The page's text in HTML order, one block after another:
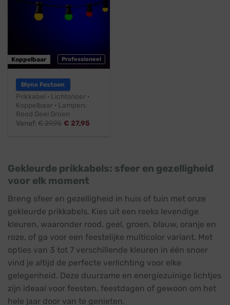
Professioneel
Koppelbaar
Blynx Festoon
Prikkabel · Lichtsnoer ·
Koppelbaar · Lampen:
Rood Geel Groen
Vanaf:€29,95 € 27,95
Gekleurde prikkabels: sfeer en gezelligheid
voor elk moment
Breng sfeer en gezelligheid in huis of tuin met onze
gekleurde prikkabels. Kies uit een reeks levendige
kleuren, waaronder rood, geel, groen, blauw, oranje en
roze, of ga voor een feestelijke multicolor variant. Met
opties van 3 tot 7 verschillende kleuren in één snoer
vind je altijd de perfecte verlichting voor elke
gelegenheid. Deze duurzame en energiezuinige lichtjes
zijn ideaal voor feesten, feestdagen of gewoon om het
hele jaar door van te genieten.